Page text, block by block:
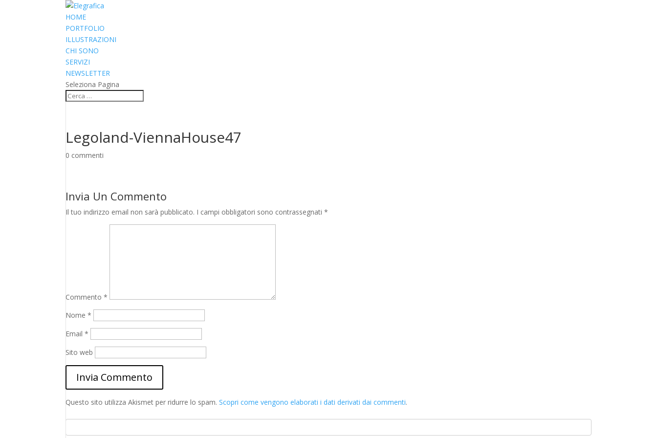
HOME
PORTFOLIO
ILLUSTRAZIONI
CHI SONO
SERVIZI
NEWSLETTER
Seleziona Pagina
Legoland-ViennaHouse47
0 commenti
Invia Un Commento
Il tuo indirizzo email non sarà pubblicato. I campi obbligatori sono contrassegnati*
Commento*
Nome*
Email*
Sito web
Questo sito utilizza Akismet per ridurre lo spam.Scopri come vengono elaborati i dati derivati dai commenti.